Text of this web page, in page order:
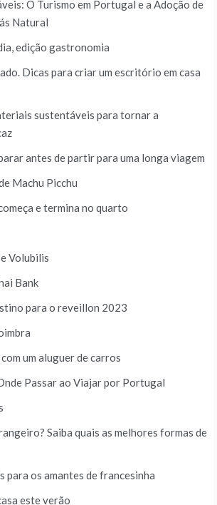
O Turismo em Portugal e a Adoção de
Natural
edição gastronomia
Dicas para criar um escritório em casa
sustentáveis para tornar a
antes de partir para uma longa viagem
Machu Picchu
e termina no quarto
Volubilis
Bank
para o reveillon 2023
um aluguer de carros
Passar ao Viajar por Portugal
Saiba quais as melhores formas de
para os amantes de francesinha
este verão